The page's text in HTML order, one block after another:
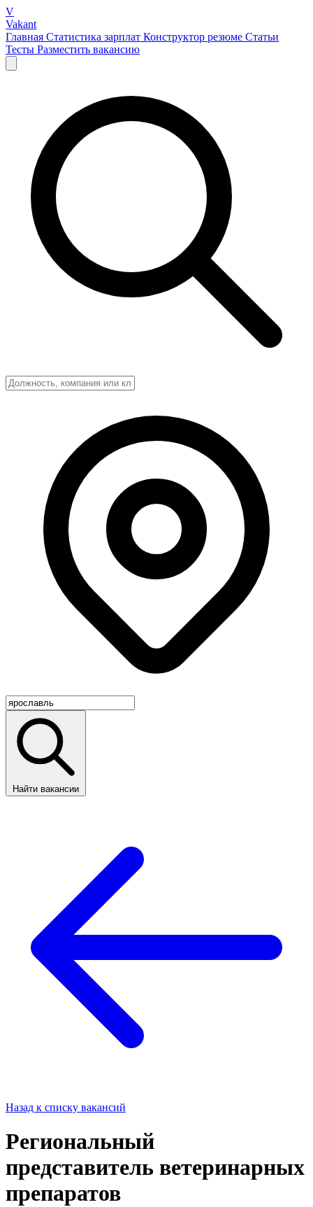
V
Vakant
Главная Статистика зарплат Конструктор резюме Статьи
Тесты Разместить вакансию
Найти вакансии
Назад к списку вакансий
Региональный
представитель ветеринарных
препаратов